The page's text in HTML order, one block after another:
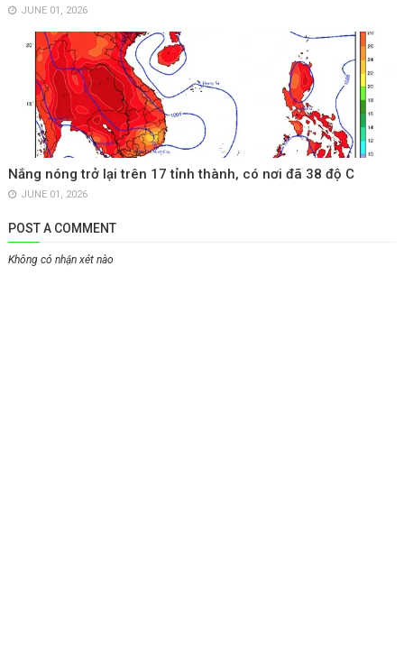
JUNE 01, 2026
Nắng nóng trở lại trên 17 tỉnh thành, có nơi đã 38 độ C
JUNE 01, 2026
POST A COMMENT
Không có nhận xét nào